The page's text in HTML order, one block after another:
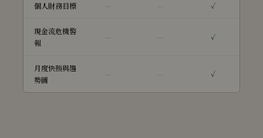
個人財務目標 — — ✓
現金流危機警
報
— — ✓
月度快照與趨
勢圖
— — ✓